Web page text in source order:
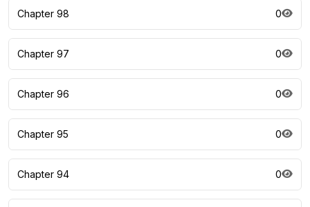
Chapter 98 0
Chapter 97 0
Chapter 96 0
Chapter 95 0
Chapter 94 0